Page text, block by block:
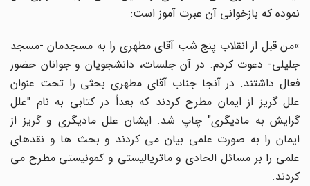
نموده که بازخوانی آن عبرت آموز است:
من قبل از انقلاب پنج شب آقای مطهری را به مسجدمان -مسجد
جلیلی- دعوت کردم. در آن جلسات، دانشجویان و جوانان حضور
فعال داشتند. در آنجا جناب آقای مطهری بحثی را تحت عنوان
علل گریز از ایمان مطرح کردند که بعداً در کتابی به نام "علل
گرایش به مادیگری" چاپ شد. ایشان علل مادیگری و گریز از
ایمان را به صورت علمی بیان می کردند و بحث ها و نقدهای
علمی را بر مسائل الحادی و ماتریالیستی و کمونیستی مطرح می
کردند.